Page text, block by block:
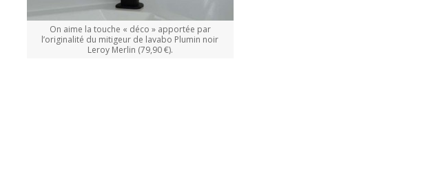
On aime la touche « déco » apportée par
l’originalité du mitigeur de lavabo Plumin noir
Leroy Merlin (79,90 €).